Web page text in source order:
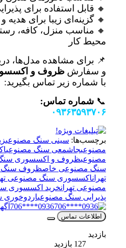
🔸 قابل استفاده برای پذیرایی
🔸 گزینه‌ای زیبا برای هدیه و
🔸 مناسب منزل، کافه،
محیط کار
📌 برای مشاهده مدل‌ها،
و سفارشظروف و اکسسوری
با شماره زیر تماس بگیرید:
شماره تماس:
۰۹۳۶۳۵۹۳۷۰۶
برچسب‌ها:سینی سنگ مصنوعی
مصنوعیجاشمعی سنگ مصنوعی
مصنوعیظروف و اکسسوری سنگ
سنگ مصنوعی خاصظروف سنگ
اکسسوری سنگ مصنوعی تهران
مصنوعی تهران خرید اکسسوری سنگ
پذیرایی سنگ مصنوعیاردوخوری سنگ
0936****706
آگهی
اطلاعات تماس